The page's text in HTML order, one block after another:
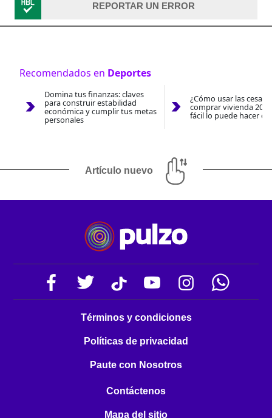
REPORTAR UN ERROR
Recomendados en Deportes
Domina tus finanzas: claves
para construir estabilidad
económica y cumplir tus metas
personales
¿Cómo usar las
comprar vivienda
fácil lo puede hacer
Artículo nuevo
Términos y condiciones
Políticas de privacidad
Paute con Nosotros
Contáctenos
Mapa del sitio